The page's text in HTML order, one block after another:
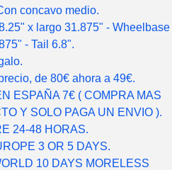
concavo medio.
x largo 31.875" - Wheelbase
- Tail 6.8".
de 80€ ahora a 49€.
ESPAÑA 7€ ( COMPRA MAS
Y SOLO PAGA UN ENVIO ).
24-48 HORAS.
3 OR 5 DAYS.
10 DAYS MORELESS